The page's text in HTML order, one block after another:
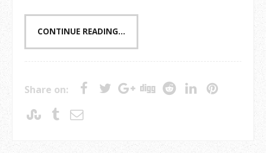
CONTINUE READING...
Share on: